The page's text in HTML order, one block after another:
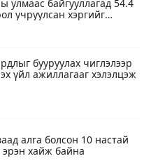
улмаас байгууллагад 54.4
учруулсан хэргийг
бууруулах чиглэлээр
үйл ажиллагааг хэлэлцэж
алга болсон 10 настай
эрэн хайж байна